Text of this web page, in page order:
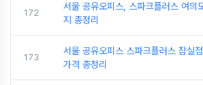
172
서울 공유오피스, 스파크플러스 여의
지 총정리
173
서울 공유오피스 스파크플러스 잠실
가격 총정리